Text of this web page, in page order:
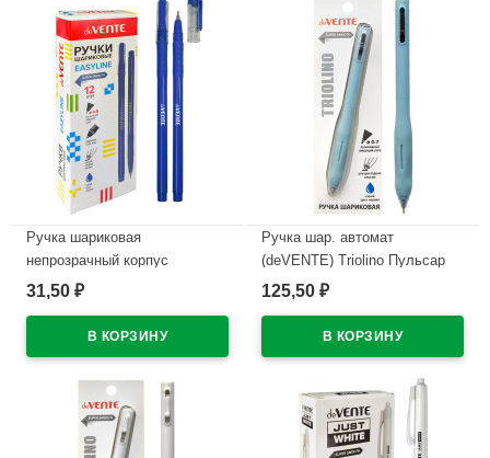
В наличии
Ручка шариковая
непрозрачный корпус
(deVENTE) Простые линии
синий корпус арт.5073626
31,50 ₽
Ручка шар. автомат
(deVENTE) Triolino Пульсар
(Pulsar) н/
арт.5070610 (Ст12)
125,50 ₽